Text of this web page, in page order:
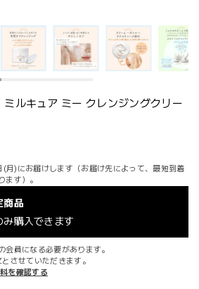
ミルキュア ミー クレンジングクリー
月)にお届けします（お届け先によって、最短到着
ます）。
商品
み購入できます
員になる必要があります。
させていただきます。
を確認する